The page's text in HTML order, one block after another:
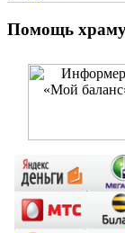
Помощь